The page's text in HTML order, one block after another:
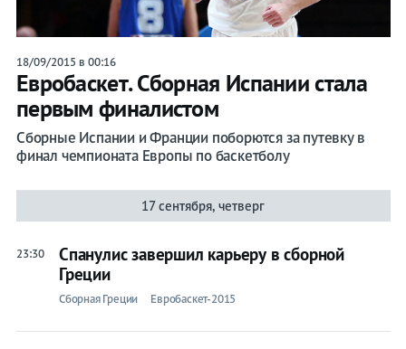
18/09/2015 в 00:16
Евробаскет. Сборная Испании стала
первым финалистом
Сборные Испании и Франции поборются за путевку в
финал чемпионата Европы по баскетболу
17 сентября, четверг
23:30
Спанулис завершил карьеру в сборной
Греции
Сборная Греции Евробаскет-2015